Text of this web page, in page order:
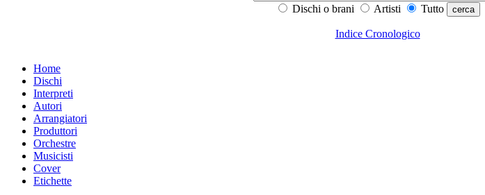
Dischi o brani
Artisti Tutto
Indice Cronologico
Home
Dischi
Interpreti
Autori
Arrangiatori
Produttori
Orchestre
Musicisti
Cover
Etichette